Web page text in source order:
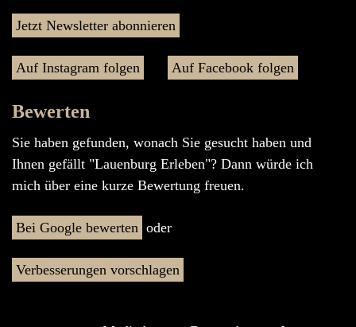
Jetzt Newsletter abonnieren
Auf Instagram folgen Auf Facebook folgen
Bewerten
Sie haben gefunden, wonach Sie gesucht haben und
Ihnen gefällt "Lauenburg Erleben"? Dann würde ich
mich über eine kurze Bewertung freuen.
Bei Google bewerten oder
Verbesserungen vorschlagen